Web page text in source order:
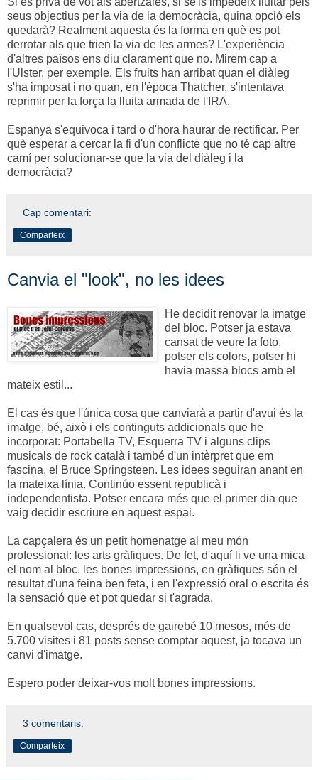
seus objectius per la via de la democràcia, quina opció els
quedarà? Realment aquesta és la forma en què es pot
derrotar als que trien la via de les armes? L'experiència
d'altres països ens diu clarament que no. Mirem cap a
l'Ulster, per exemple. Els fruits han arribat quan el diàleg
s'ha imposat i no quan, en l'època Thatcher, s'intentava
reprimir per la força la lluita armada de l'IRA.
Espanya s'equivoca i tard o d'hora haurar de rectificar. Per
què esperar a cercar la fi d'un conflicte que no té cap altre
camí per solucionar-se que la via del diàleg i la
democràcia?
Cap comentari:
Comparteix
Canvia el "look", no les idees
He decidit renovar la imatge
del bloc. Potser ja estava
cansat de veure la foto,
potser els colors, potser hi
havia massa blocs amb el
mateix estil...
El cas és que l'única cosa que canviarà a partir d'avui és la
imatge, bé, això i els continguts addicionals que he
incorporat: Portabella TV, Esquerra TV i alguns clips
musicals de rock català i també d'un intèrpret que em
fascina, el Bruce Springsteen. Les idees seguiran anant en
la mateixa línia. Continúo essent republicà i
independentista. Potser encara més que el primer dia que
vaig decidir escriure en aquest espai.
La capçalera és un petit homenatge al meu món
professional: les arts gràfiques. De fet, d'aquí li ve una mica
el nom al bloc. les bones impressions, en gràfiques són el
resultat d'una feina ben feta, i en l'expressió oral o escrita és
la sensació que et pot quedar si t'agrada.
En qualsevol cas, després de gairebé 10 mesos, més de
5.700 visites i 81 posts sense comptar aquest, ja tocava un
canvi d'imatge.
Espero poder deixar-vos molt bones impressions.
3 comentaris:
Comparteix